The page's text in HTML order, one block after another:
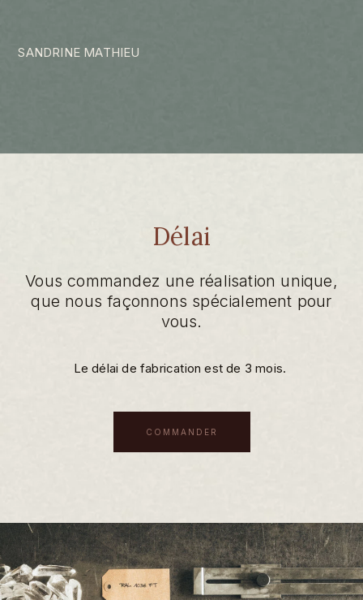
SANDRINE MATHIEU
Délai
Vous commandez une réalisation unique,
que nous façonnons spécialement pour
vous.
Le délai de fabrication est de 3 mois.
COMMANDER